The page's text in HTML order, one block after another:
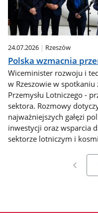
24.07.2026 Rzeszów
Polska wzmacnia
Wiceminister rozwoju i
w Rzeszowie w spotkaniu
Przemysłu Lotniczego -
sektora. Rozmowy
najważniejszych gałęzi
inwestycji oraz wsparcia
sektorze lotniczym i